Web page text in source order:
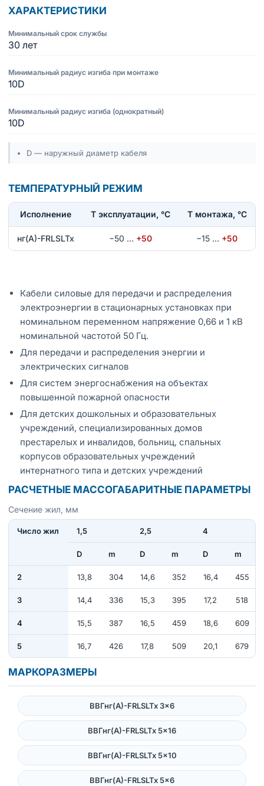
ХАРАКТЕРИСТИКИ
Минимальный срок службы
30 лет
Минимальный радиус изгиба при монтаже
10D
Минимальный радиус изгиба (однократный)
10D
D — наружный диаметр кабеля
ТЕМПЕРАТУРНЫЙ РЕЖИМ
Исполнение T эксплуатации, °С Т монтажа, °С
нг(А)-FRLSLTx −50 … +50 −15 … +50
Кабели силовые для передачи и распределения
электроэнергии в стационарных установках при
номинальном переменном напряжение 0,66 и 1 кВ
номинальной частотой 50 Гц.
Для передачи и распределения энергии и
электрических сигналов
Для систем энергоснабжения на объектах
повышенной пожарной опасности
Для детских дошкольных и образовательных
учреждений, специализированных домов
престарелых и инвалидов, больниц, спальных
корпусов образовательных учреждений
интернатного типа и детских учреждений
РАСЧЕТНЫЕ МАССОГАБАРИТНЫЕ ПАРАМЕТРЫ
Сечение жил, мм
Число жил 1,5 2,5 4
D m D m D m
2 13,8 304 14,6 352 16,4 455
3 14,4 336 15,3 395 17,2 518
4 15,5 387 16,5 459 18,6 609
5 16,7 426 17,8 509 20,1 679
МАРКОРАЗМЕРЫ
ВВГнг(А)-FRLSLTx 3×6
ВВГнг(А)-FRLSLTx 5×16
ВВГнг(А)-FRLSLTx 5×10
ВВГнг(А)-FRLSLTx 5×6